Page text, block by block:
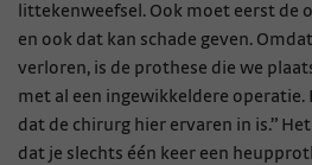
littekenweefsel. Ook moet eerst de
en ook dat kan schade geven.
verloren, is de prothese die we
met al een ingewikkeldere operatie.
dat de chirurg hier ervaren in is.”
dat je slechts één keer een